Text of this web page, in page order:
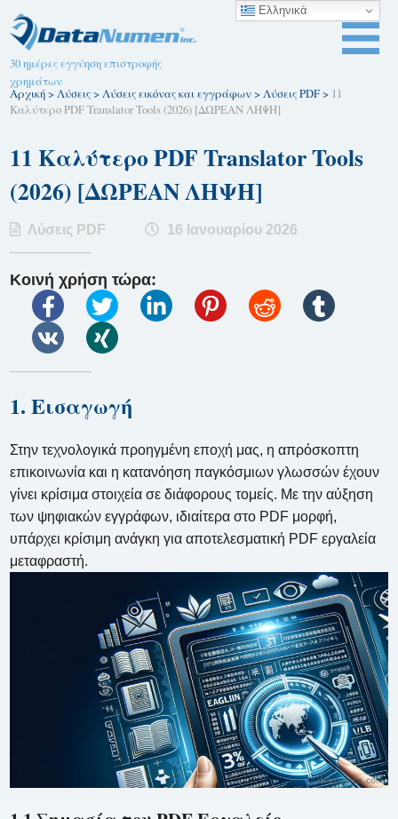
30 ημέρες εγγύηση επιστροφής
χρημάτων
Αρχική>Λύσεις>Λύσεις εικόνας και εγγράφων>Λύσεις PDF> 11
Καλύτερο PDF Translator Tools (2026) [ΔΩΡΕΑΝ ΛΗΨΗ]
11 Καλύτερο PDF Translator Tools
(2026) [ΔΩΡΕΑΝ ΛΗΨΗ]
Λύσεις PDF 16 Ιανουαρίου 2026
Κοινή χρήση τώρα:
1. Εισαγωγή
Στην τεχνολογικά προηγμένη εποχή μας, η απρόσκοπτη
επικοινωνία και η κατανόηση παγκόσμιων γλωσσών έχουν
γίνει κρίσιμα στοιχεία σε διάφορους τομείς. Με την αύξηση
των ψηφιακών εγγράφων, ιδιαίτερα στο PDF μορφή,
υπάρχει κρίσιμη ανάγκη για αποτελεσματική PDF εργαλεία
μεταφραστή.
Ελληνικά